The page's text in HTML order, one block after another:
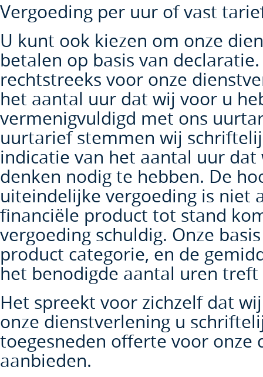
Vergoeding per uur of vast
U kunt ook kiezen om onze
betalen op basis van
rechtstreeks voor onze
het aantal uur dat wij voor u
vermenigvuldigd met ons
uurtarief stemmen wij
indicatie van het aantal uur
denken nodig te hebben. De
uiteindelijke vergoeding is niet
financiële product tot stand
vergoeding schuldig. Onze
product categorie, en de
het benodigde aantal uren
Het spreekt voor zichzelf dat
onze dienstverlening u
toegesneden offerte voor onze
aanbieden.